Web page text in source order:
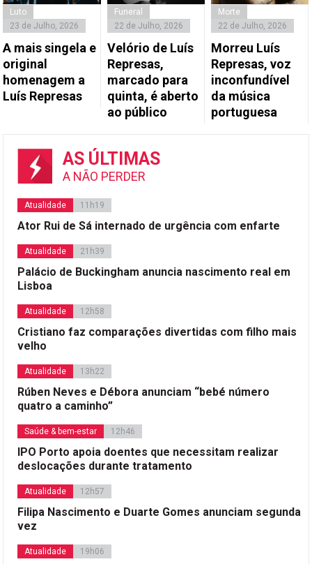
Luto
23 de Julho, 2026
A mais singela e
original
homenagem a
Luís Represas
Funeral
22 de Julho, 2026
Velório de Luís
Represas,
marcado para
quinta, é aberto
ao público
Morte
22 de Julho, 2026
Morreu Luís
Represas, voz
inconfundível
da música
portuguesa
AS ÚLTIMAS
A NÃO PERDER
Atualidade 11h19
Ator Rui de Sá internado de urgência com enfarte
Atualidade 21h39
Palácio de Buckingham anuncia nascimento real em
Lisboa
Atualidade 12h58
Cristiano faz comparações divertidas com filho mais
velho
Atualidade 13h22
Rúben Neves e Débora anunciam “bebé número
quatro a caminho”
Saúde & bem-estar 12h46
IPO Porto apoia doentes que necessitam realizar
deslocações durante tratamento
Atualidade 12h57
Filipa Nascimento e Duarte Gomes anunciam segunda
vez
Atualidade 19h06